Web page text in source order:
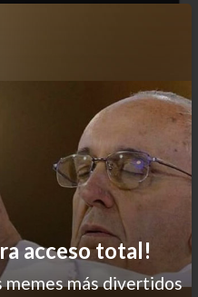
acceso total!
memes más divertidos